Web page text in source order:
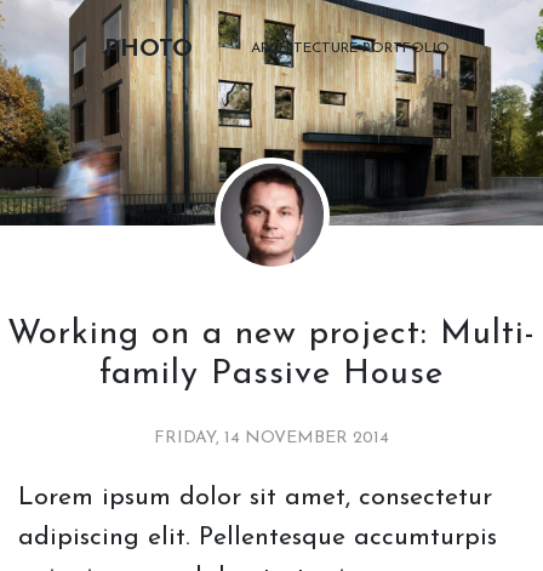
PHOTO ARCHITECTURE PORTFOLIO
Working on a new project: Multi-
family Passive House
FRIDAY, 14 NOVEMBER 2014
Lorem ipsum dolor sit amet, consectetur
adipiscing elit. Pellentesque accumturpis